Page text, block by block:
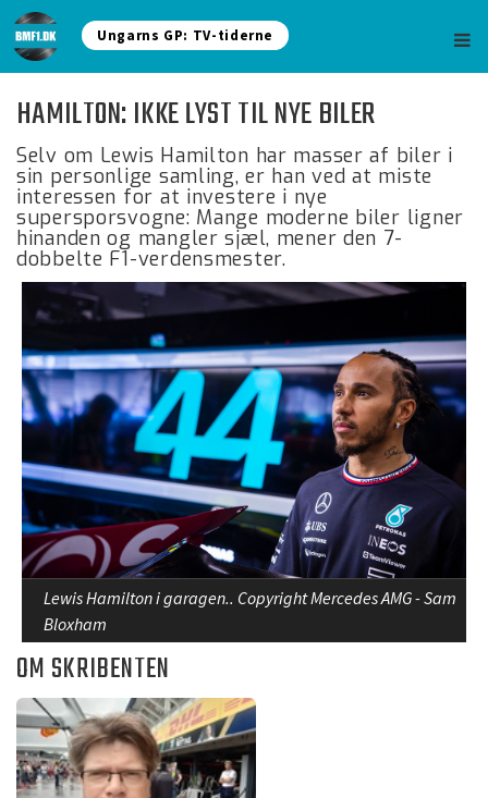
Ungarns GP: TV-tiderne
HAMILTON: IKKE LYST TIL NYE BILER
Selv om Lewis Hamilton har masser af biler i
sin personlige samling, er han ved at miste
interessen for at investere i nye
supersporsvogne: Mange moderne biler ligner
hinanden og mangler sjæl, mener den 7-
dobbelte F1-verdensmester.
Lewis Hamilton i garagen.. Copyright Mercedes AMG - Sam
Bloxham
OM SKRIBENTEN